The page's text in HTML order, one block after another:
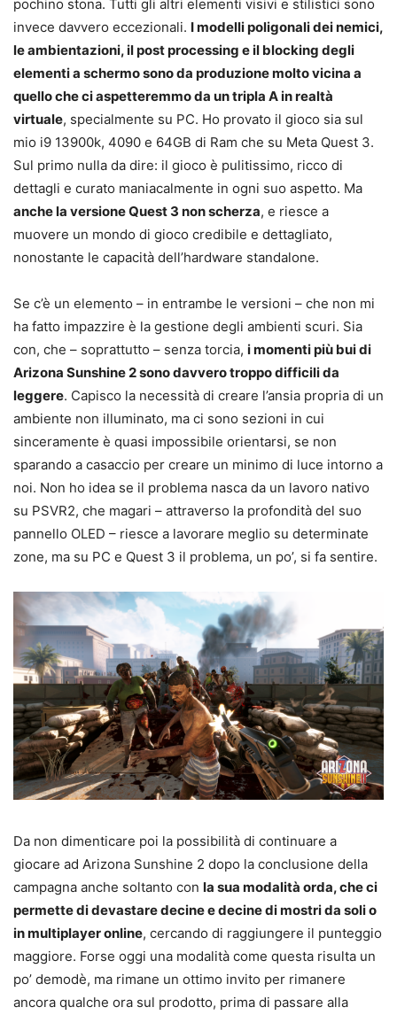
pochino stona. Tutti gli altri elementi visivi e stilistici sono
invece davvero eccezionali. I modelli poligonali dei nemici,
le ambientazioni, il post processing e il blocking degli
elementi a schermo sono da produzione molto vicina a
quello che ci aspetteremmo da un tripla A in realtà
virtuale, specialmente su PC. Ho provato il gioco sia sul
mio i9 13900k, 4090 e 64GB di Ram che su Meta Quest 3.
Sul primo nulla da dire: il gioco è pulitissimo, ricco di
dettagli e curato maniacalmente in ogni suo aspetto. Ma
anche la versione Quest 3 non scherza, e riesce a
muovere un mondo di gioco credibile e dettagliato,
nonostante le capacità dell’hardware standalone.
Se c’è un elemento – in entrambe le versioni – che non mi
ha fatto impazzire è la gestione degli ambienti scuri. Sia
con, che – soprattutto – senza torcia, i momenti più bui di
Arizona Sunshine 2 sono davvero troppo difficili da
leggere. Capisco la necessità di creare l’ansia propria di un
ambiente non illuminato, ma ci sono sezioni in cui
sinceramente è quasi impossibile orientarsi, se non
sparando a casaccio per creare un minimo di luce intorno a
noi. Non ho idea se il problema nasca da un lavoro nativo
su PSVR2, che magari – attraverso la profondità del suo
pannello OLED – riesce a lavorare meglio su determinate
zone, ma su PC e Quest 3 il problema, un po’, si fa sentire.
Da non dimenticare poi la possibilità di continuare a
giocare ad Arizona Sunshine 2 dopo la conclusione della
campagna anche soltanto con la sua modalità orda, che ci
permette di devastare decine e decine di mostri da soli o
in multiplayer online, cercando di raggiungere il punteggio
maggiore. Forse oggi una modalità come questa risulta un
po’ demodè, ma rimane un ottimo invito per rimanere
ancora qualche ora sul prodotto, prima di passare alla